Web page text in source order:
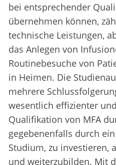
bei entsprechender
übernehmen können,
technische Leistungen,
das Anlegen von
Routinebesuche von
in Heimen. Die
mehrere
wesentlich effizienter
Qualifikation von MFA
gegebenenfalls durch
Studium, zu investieren,
und weiterzubilden. Mit